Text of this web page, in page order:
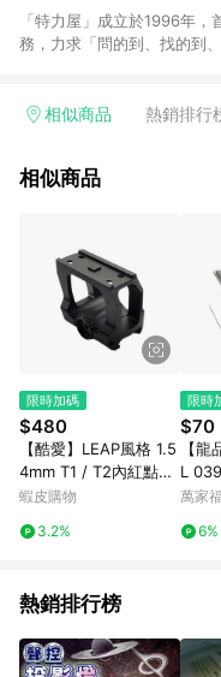
「特力屋」成立於1996年
務，力求「問的到、找的到
客找到居家修繕、佈置或裝
等各方面進行整合，提升服
結帳流程(Easy to buy)、每
發與靈感(Exciting
最佳解決方案，以創造優質
造幸福家園時的優先選擇。
相似商品 熱銷排行
相似商品
限時加碼
$480
【酷愛】LEAP風格 1.5
4mm T1 / T2內紅點增
高座、CNC鋁合金 鏡
軌
蝦皮購物
3.2%
限時
$70
【
L
膠帶
萬家
6%
熱銷排行榜